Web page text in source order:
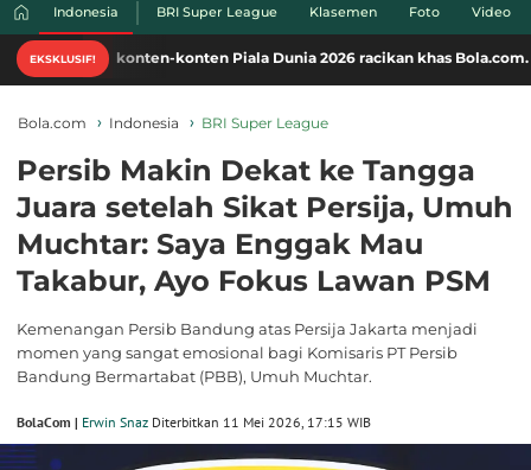
Indonesia BRI Super League Klasemen Foto Video
EKSKLUSIF!
konten-konten Piala Dunia 2026 racikan khas Bola.com. Klik di sini!
Bola.com Indonesia BRI Super League
Persib Makin Dekat ke Tangga
Juara setelah Sikat Persija, Umuh
Muchtar: Saya Enggak Mau
Takabur, Ayo Fokus Lawan PSM
Kemenangan Persib Bandung atas Persija Jakarta menjadi
momen yang sangat emosional bagi Komisaris PT Persib
Bandung Bermartabat (PBB), Umuh Muchtar.
BolaCom | Erwin Snaz Diterbitkan 11 Mei 2026, 17:15 WIB